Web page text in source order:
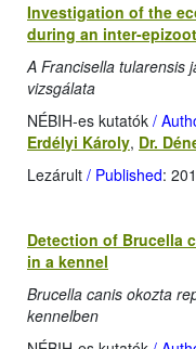
Investigation of the
during an inter-
A Francisella tularensis
vizsgálata
NÉBIH-es kutatók /
Erdélyi Károly, Dr.
Lezárult / Published:
Detection of Brucella
in a kennel
Brucella canis okozta
kennelben